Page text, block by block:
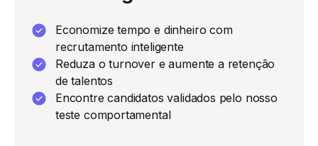
Economize tempo e dinheiro com
recrutamento inteligente
Reduza o turnover e aumente a retenção
de talentos
Encontre candidatos validados pelo nosso
teste comportamental